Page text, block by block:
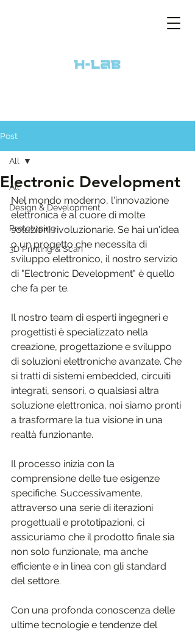
Post
All
Design & Development
Prototyping
3D Printing & Scan
All
Electronic Development
Nel mondo moderno, l'innovazione
elettronica è al cuore di molte
soluzioni rivoluzionarie. Se hai un'idea
o un progetto che necessita di
sviluppo elettronico, il nostro servizio
di "Electronic Development" è quello
che fa per te.
Il nostro team di esperti ingegneri e
progettisti è specializzato nella
creazione, progettazione e sviluppo
di soluzioni elettroniche avanzate. Che
si tratti di sistemi embedded, circuiti
integrati, sensori, o qualsiasi altra
soluzione elettronica, noi siamo pronti
a trasformare la tua visione in una
realtà funzionante.
Il processo inizia con la
comprensione delle tue esigenze
specifiche. Successivamente,
attraverso una serie di iterazioni
progettuali e prototipazioni, ci
assicuriamo che il prodotto finale sia
non solo funzionale, ma anche
efficiente e in linea con gli standard
del settore.
Con una profonda conoscenza delle
ultime tecnologie e tendenze del